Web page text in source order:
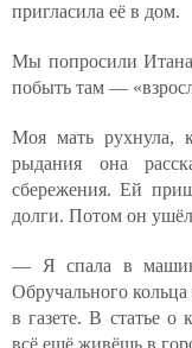
пригласила её в дом.
Мы попросили
побыть там —
Моя мать рухнула,
рыдания она
сбережения. Ей
долги. Потом он
— Я спала в
Обручального
в газете. В статье
всё ещё живёшь в